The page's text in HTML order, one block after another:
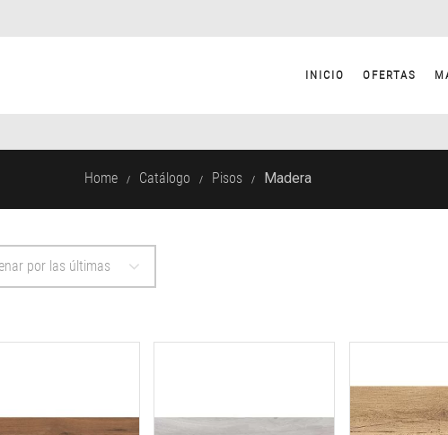
INICIO OFERTAS
Home / Catálogo / Pisos / Madera
por las últimas